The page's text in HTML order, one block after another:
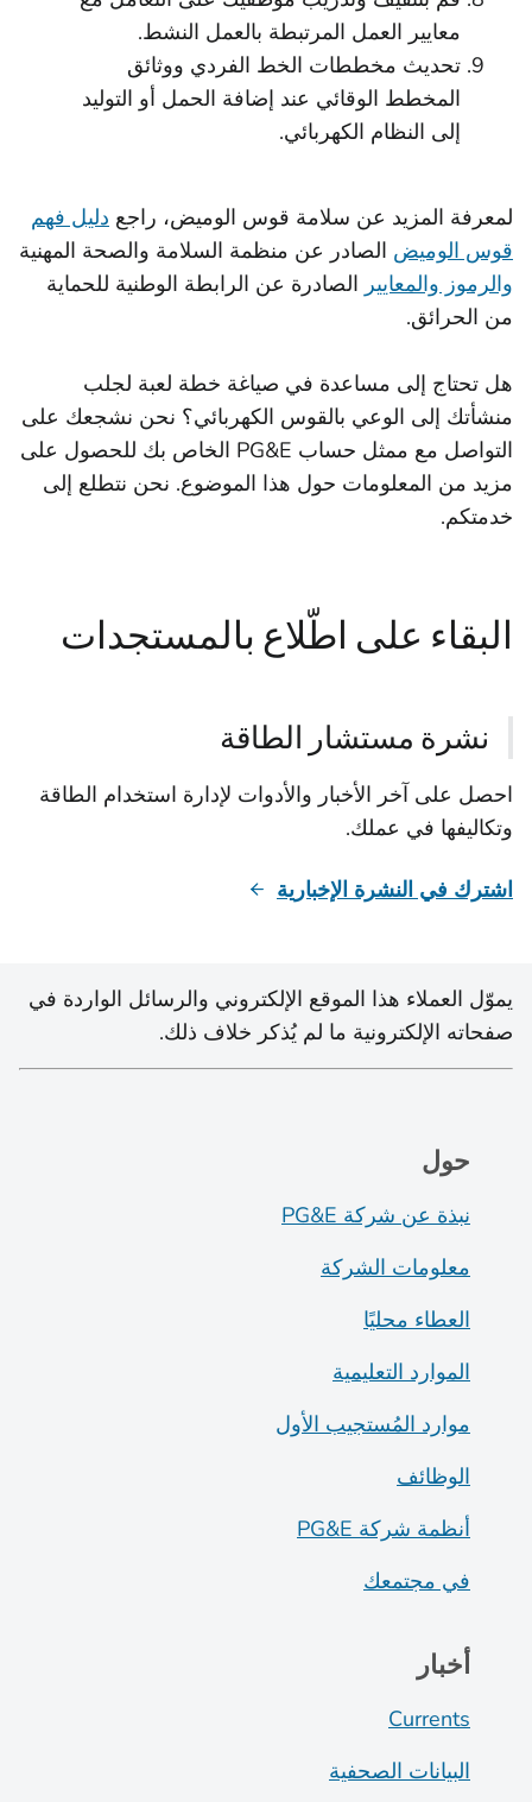
معايير العمل المرتبطة بالعمل النشط.
تحديث مخططات الخط الفردي ووثائق
المخطط الوقائي عند إضافة الحمل أو التوليد
إلى النظام الكهربائي.
لمعرفة المزيد عن سلامة قوس الوميض، راجع دليل فهم
قوس الوميض الصادر عن منظمة السلامة والصحة المهنية
والرموز والمعايير الصادرة عن الرابطة الوطنية للحماية
من الحرائق.
هل تحتاج إلى مساعدة في صياغة خطة لعبة لجلب
منشأتك إلى الوعي بالقوس الكهربائي؟ نحن نشجعك على
التواصل مع ممثل حساب PG&E الخاص بك للحصول على
مزيد من المعلومات حول هذا الموضوع. نحن نتطلع إلى
خدمتكم.
البقاء على اطّلاع بالمستجدات
نشرة مستشار الطاقة
احصل على آخر الأخبار والأدوات لإدارة استخدام الطاقة
وتكاليفها في عملك.
اشترك في النشرة الإخبارية
يموّل العملاء هذا الموقع الإلكتروني والرسائل الواردة في
صفحاته الإلكترونية ما لم يُذكر خلاف ذلك.
حول
نبذة عن شركة PG&E
معلومات الشركة
العطاء محليًا
الموارد التعليمية
موارد المُستجيب الأول
الوظائف
أنظمة شركة PG&E
في مجتمعك
أخبار
Currents
البيانات الصحفية